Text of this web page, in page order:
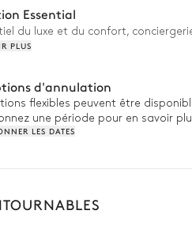
Essential
du luxe et du confort,
PLUS
d'annulation
flexibles peuvent être
une période pour en savoir
LES DATES